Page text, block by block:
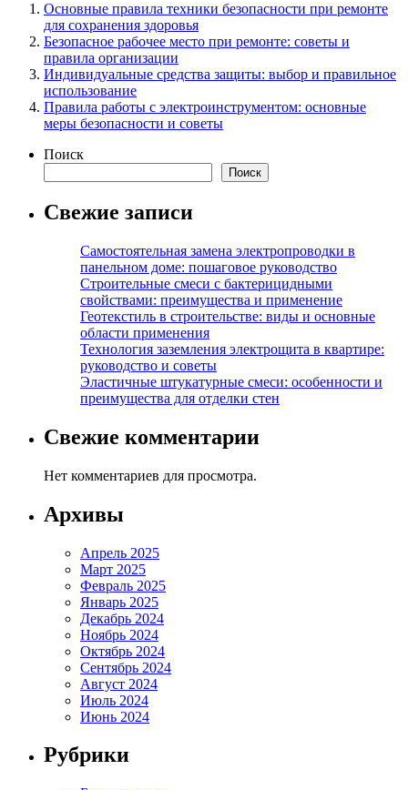
Основные правила техники безопасности при ремонте
для сохранения здоровья
Безопасное рабочее место при ремонте: советы и
правила организации
Индивидуальные средства защиты: выбор и правильное
использование
Правила работы с электроинструментом: основные
меры безопасности и советы
Поиск
Поиск
Свежие записи
Самостоятельная замена электропроводки в
панельном доме: пошаговое руководство
Строительные смеси с бактерицидными
свойствами: преимущества и применение
Геотекстиль в строительстве: виды и основные
области применения
Технология заземления электрощита в квартире:
руководство и советы
Эластичные штукатурные смеси: особенности и
преимущества для отделки стен
Свежие комментарии
Нет комментариев для просмотра.
Архивы
Апрель 2025
Март 2025
Февраль 2025
Январь 2025
Декабрь 2024
Ноябрь 2024
Октябрь 2024
Сентябрь 2024
Август 2024
Июль 2024
Июнь 2024
Рубрики